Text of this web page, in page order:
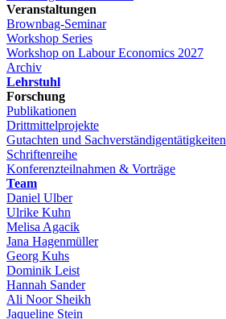
Veranstaltungen
Brownbag-Seminar
Workshop Series
Workshop on Labour Economics 2027
Archiv
Lehrstuhl
Forschung
Publikationen
Drittmittelprojekte
Gutachten und Sachverständigentätigkeiten
Schriftenreihe
Konferenzteilnahmen & Vorträge
Team
Daniel Ulber
Ulrike Kuhn
Melisa Agacik
Jana Hagenmüller
Georg Kuhs
Dominik Leist
Hannah Sander
Ali Noor Sheikh
Jaqueline Stein